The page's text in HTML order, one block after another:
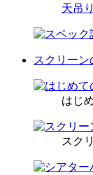
天吊
スクリーン
はじ
スク